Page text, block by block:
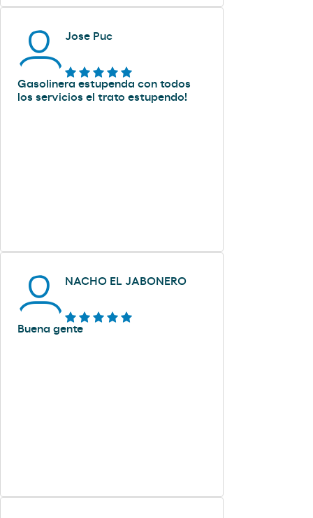
Jose Puc
Gasolinera estupenda con todos
los servicios el trato estupendo!
NACHO EL JABONERO
Buena gente